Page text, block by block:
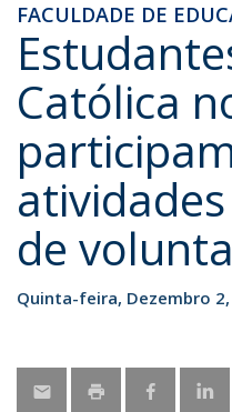
FACULDADE DE
Católica
de
Quinta-feira, Dezembro